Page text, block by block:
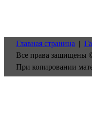
Главная страница |
Все права защищены
При копировании